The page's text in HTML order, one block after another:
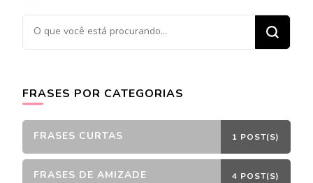
Procurando
algo?
FRASES POR CATEGORIAS
FRASES CURTAS 1 POST(S)
FRASES DE AMIZADE 4 POST(S)